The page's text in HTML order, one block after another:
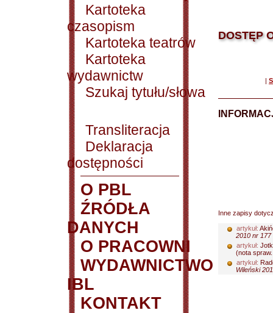
Kartoteka
czasopism
Kartoteka teatrów
Kartoteka
wydawnictw
Szukaj tytułu/słowa
Transliteracja
Deklaracja
dostępności
O PBL
ŹRÓDŁA
DANYCH
O PRACOWNI
WYDAWNICTWO
IBL
KONTAKT
DOSTĘP
|
Inne zapisy
artykuł:
2010 nr 177
artykuł:
(nota
artykuł:
Wileński